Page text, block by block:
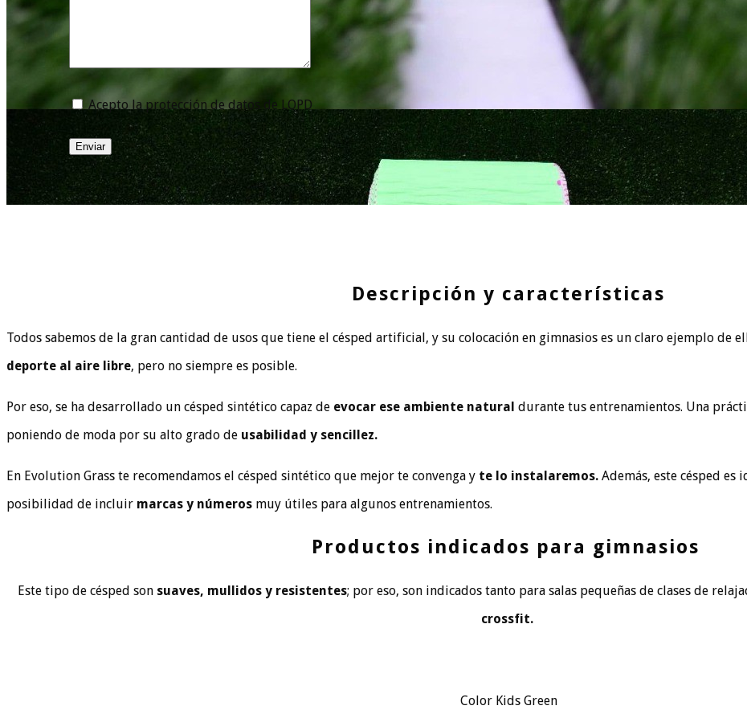
Acepto la protección de datos de LOPD
Enviar
Descripción y características
Todos sabemos de la gran cantidad de usos que tiene el césped artificial, y su colocación en gimnasios es un claro ejemplo de
deporte al aire libre, pero no siempre es posible.
Por eso, se ha desarrollado un césped sintético capaz de evocar ese ambiente natural durante tus entrenamientos. Una
poniendo de moda por su alto grado de usabilidad y sencillez.
En Evolution Grass te recomendamos el césped sintético que mejor te convenga y te lo instalaremos. Además, este césped es
posibilidad de incluir marcas y números muy útiles para algunos entrenamientos.
Productos indicados para gimnasios
Este tipo de césped son suaves, mullidos y resistentes; por eso, son indicados tanto para salas pequeñas de clases de
crossfit.
Color Kids Green